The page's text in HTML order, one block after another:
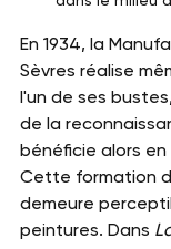
En 1934, la
Sèvres réalise
l'un de ses
de la
bénéficie alors en
Cette formation
demeure
peintures. Dans